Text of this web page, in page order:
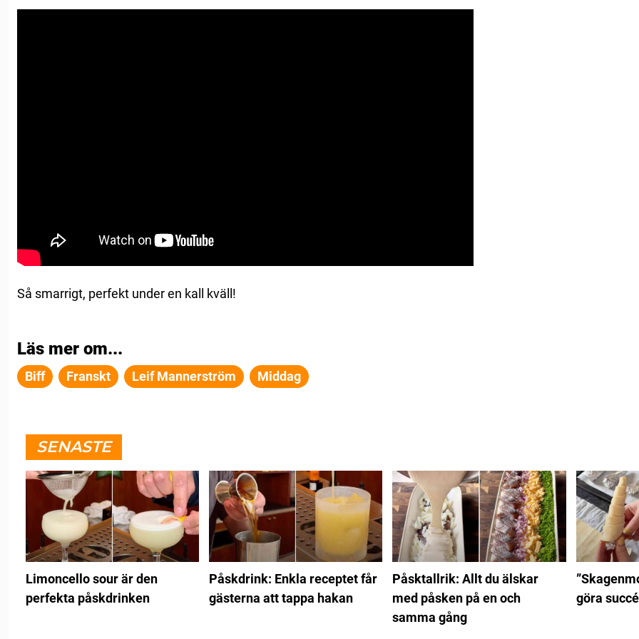
Så smarrigt, perfekt under en kall kväll!
Läs mer om...
Biff Franskt Leif Mannerström Middag
SENASTE
Limoncello sour är den
perfekta påskdrinken
Påskdrink: Enkla receptet får
gästerna att tappa hakan
Påsktallrik: Allt du älskar
med påsken på en och
samma gång
göra